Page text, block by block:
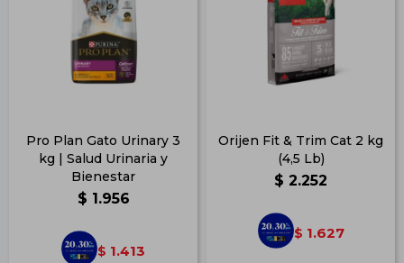
Pro Plan Gato Urinary 3
kg | Salud Urinaria y
Bienestar
$ 1.956
$ 1.413
Orijen Fit & Trim Cat 2 kg
(4,5 Lb)
$ 2.252
$ 1.627